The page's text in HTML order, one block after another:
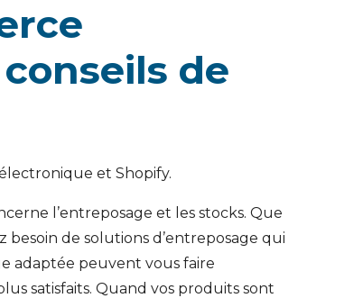
de
et Shopify.
l’entreposage et les stocks. Que
de solutions d’entreposage qui
adaptée peuvent vous faire
satisfaits. Quand vos produits sont